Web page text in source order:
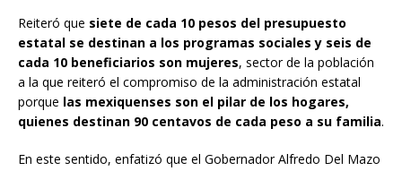
Reiteró que siete de cada 10 pesos del presupuesto
estatal se destinan a los programas sociales y seis de
cada 10 beneficiarios son mujeres, sector de la población
a la que reiteró el compromiso de la administración estatal
porque las mexiquenses son el pilar de los hogares,
quienes destinan 90 centavos de cada peso a su familia.
En este sentido, enfatizó que el Gobernador Alfredo Del Mazo